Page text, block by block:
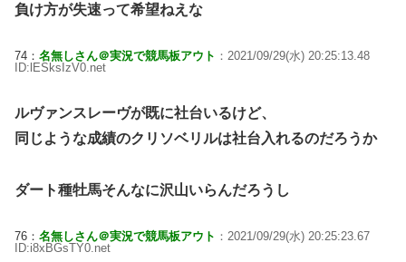
負け方が失速って希望ねえな
74： 名無しさん＠実況で競馬板アウト ：2021/09/29(水) 20:25:13.48
ID:lESksIzV0.net
ルヴァンスレーヴが既に社台いるけど、
同じような成績のクリソベリルは社台入れるのだろうか
ダート種牡馬そんなに沢山いらんだろうし
76： 名無しさん＠実況で競馬板アウト ：2021/09/29(水) 20:25:23.67
ID:i8xBGsTY0.net